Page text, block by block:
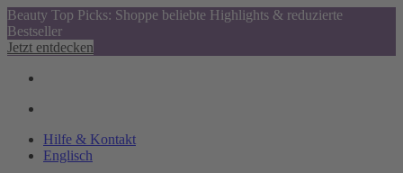
Beauty Top Picks: Shoppe beliebte Highlights & reduzierte
Bestseller
Jetzt entdecken
Hilfe & Kontakt
Englisch